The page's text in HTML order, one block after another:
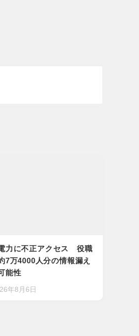
力に不正アクセス 役職
7万4000人分の情報漏え
能性
年8月6日